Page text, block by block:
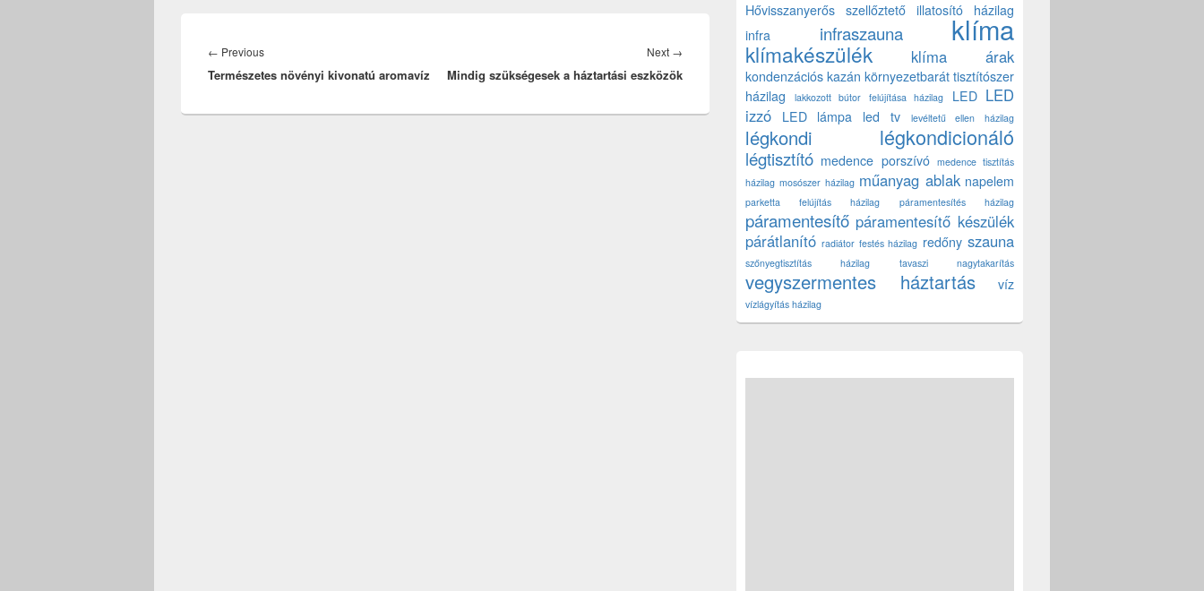
navigáció
← PreviousPrevious
post:
Természetes növényi kivonatú aromavíz
Next →
post:
Mindig szükségesek a háztartási eszközök
Hővisszanyerős szellőztető illatosító házilag
infra
infraszauna klíma
klímakészülék klíma árak
kondenzációs kazán környezetbarát tisztítószer
házilag
lakkozott bútor felújítása házilag LED LED
izzó
LED lámpa led tv levéltetű ellen házilag
légkondi légkondicionáló
légtisztító medence porszívó medence tisztítás
házilag mosószer házilag műanyag ablak napelem
parketta felújítás házilag páramentesítés házilag
páramentesítő páramentesítő készülék
párátlanító radiátor festés házilag redőny szauna
szőnyegtisztítás házilag tavaszi nagytakarítás
vegyszermentes háztartás víz
vízlágyítás házilag